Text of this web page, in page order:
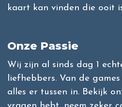
kaart kan vinden die ooit
Onze Passie
Wij zijn al sinds dag 1
liefhebbers. Van de
alles er tussen in. Bekijk